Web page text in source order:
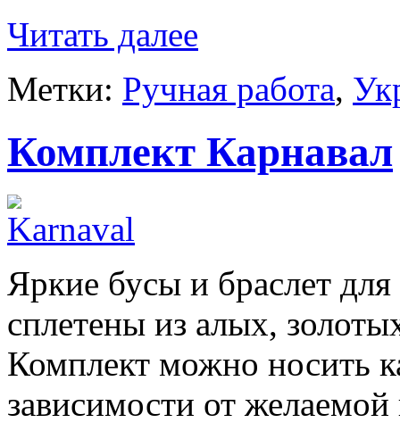
Читать далее
Метки: Ручная работа,
Комплект Карнавал
Яркие бусы и браслет
сплетены из алых,
Комплект можно носить
зависимости от